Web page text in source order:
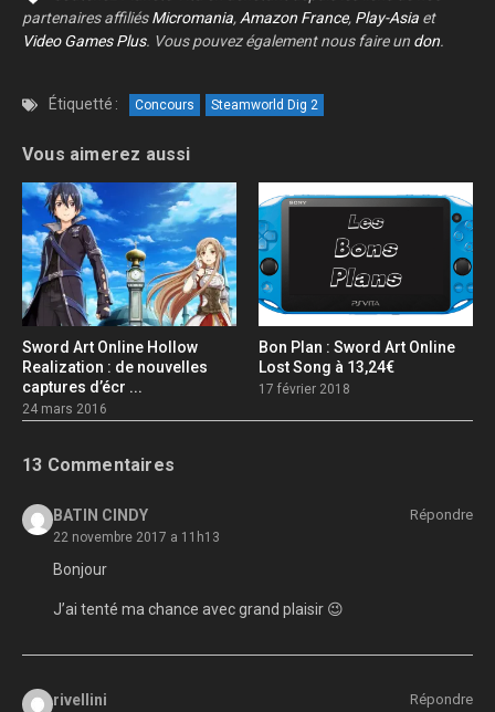
partenaires affiliésMicromania,Amazon France, Play-Asia et
Video Games Plus. Vous pouvez également nous faire un don.
Étiquetté : Concours Steamworld Dig 2
Vous aimerez aussi
Sword Art Online Hollow
Realization : de nouvelles
captures d’écr ...
24 mars 2016
Bon Plan : Sword Art Online
Lost Song à 13,24€
17 février 2018
13 Commentaires
BATIN CINDY
22 novembre 2017 a 11h13
Répondre
Bonjour
J’ai tenté ma chance avec grand plaisir 😉
rivellini Répondre